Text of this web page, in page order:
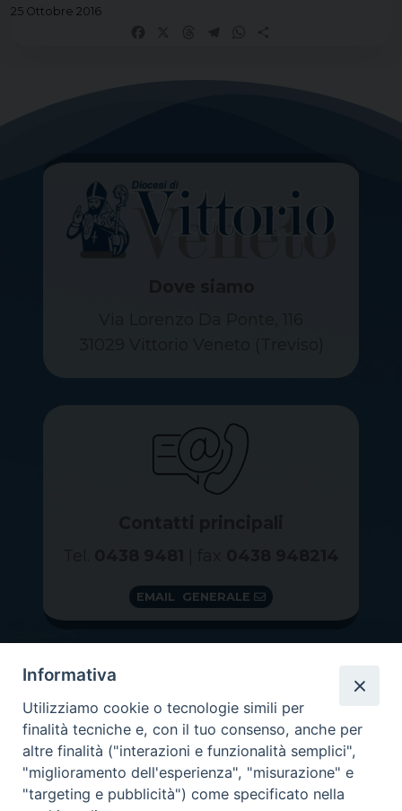
25 Ottobre 2016
EMAIL GENERALE
GRAZIE PER IL TUO AIUTO
Informativa
Utilizziamo cookie o tecnologie simili per
finalità tecniche e, con il tuo consenso, anche per
altre finalità ("interazioni e funzionalità semplici",
"miglioramento dell'esperienza", "misurazione" e
"targeting e pubblicità") come specificato nella